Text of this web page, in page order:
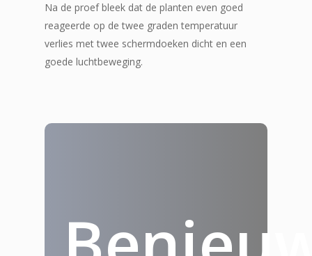
Na de proef bleek dat de planten even goed
reageerde op de twee graden temperatuur
verlies met twee schermdoeken dicht en een
goede luchtbeweging.